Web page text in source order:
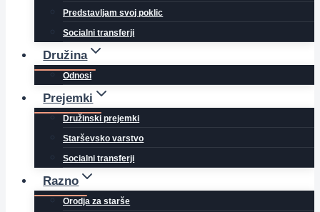
Predstavljam svoj poklic
Socialni transferji
Družina
Odnosi
Prejemki
Družinski prejemki
Starševsko varstvo
Socialni transferji
Razno
Orodja za starše